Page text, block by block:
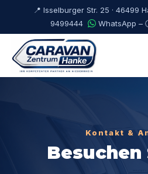
📍 Isselburger Str. 25 · 46499
9499444
WhatsApp –
Kontakt &
Besuchen